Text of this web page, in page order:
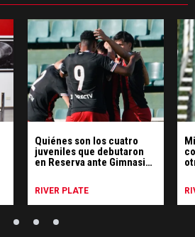
Quiénes son los cuatro
juveniles que debutaron
en Reserva ante Gimnasia
RIVER PLATE